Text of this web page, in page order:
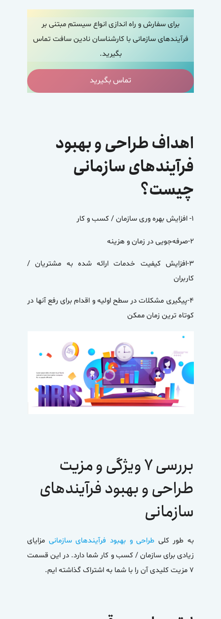
برای سفارش و راه اندازی انواع سیستم مبتنی بر
فرآیندهای سازمانی با کارشناسان نادین سافت تماس
بگیرید.
تماس بگیرید
اهداف طراحی و بهبود
فرآیندهای سازمانی
چیست؟
۱- افزایش بهره‌ وری سازمان / کسب و کار
۲-صرفه‌جویی در زمان و هزینه
۳-افزایش کیفیت خدمات ارائه شده به مشتریان /
کاربران
۴-پیگیری مشکلات در سطح اولیه و اقدام برای رفع آنها در
کوتاه ترین زمان ممکن
بررسی ۷ ویژگی و مزیت
طراحی و بهبود فرآیندهای
سازمانی
به طور کلی طراحی و بهبود فرآیندهای سازمانی مزایای
زیادی برای سازمان / کسب و کار شما دارد. در این قسمت
۷ مزیت کلیدی آن را با شما به اشتراک گذاشته ایم.